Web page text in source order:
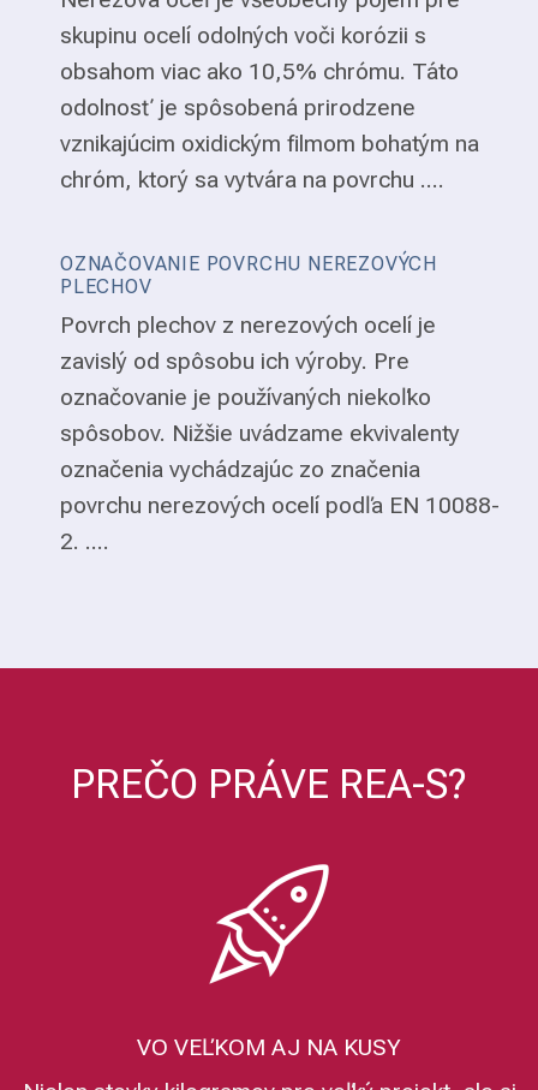
skupinu ocelí odolných voči korózii s
obsahom viac ako 10,5% chrómu. Táto
odolnosť je spôsobená prirodzene
vznikajúcim oxidickým filmom bohatým na
chróm, ktorý sa vytvára na povrchu ....
OZNAČOVANIE POVRCHU NEREZOVÝCH
PLECHOV
Povrch plechov z nerezových ocelí je
zavislý od spôsobu ich výroby. Pre
označovanie je používaných niekoľko
spôsobov. Nižšie uvádzame ekvivalenty
označenia vychádzajúc zo značenia
povrchu nerezových ocelí podľa EN 10088-
2. ....
PREČO PRÁVE REA-S?
VO VEĽKOM AJ NA KUSY